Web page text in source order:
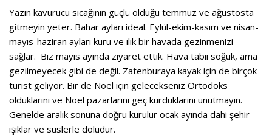
Yazın kavurucu sıcağının güçlü olduğu temmuz ve ağustosta
gitmeyin yeter. Bahar ayları ideal. Eylül-ekim-kasım ve nisan-
mayıs-haziran ayları kuru ve ılık bir havada gezinmenizi
sağlar. Biz mayıs ayında ziyaret ettik. Hava tabii soğuk, ama
gezilmeyecek gibi de değil. Zatenburaya kayak için de birçok
turist geliyor. Bir de Noel için gelecekseniz Ortodoks
olduklarını ve Noel pazarlarını geç kurduklarını unutmayın.
Genelde aralık sonuna doğru kurulur ocak ayında dahi şehir
ışıklar ve süslerle doludur.